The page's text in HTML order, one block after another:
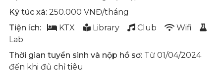
Ký túc xá: 250.000 VNĐ/tháng
Tiện ích:
KTX Library Club
Wifi
Lab
Thời gian tuyển sinh và nộp hồ sơ: Từ 01/04/2024
đến khi đủ chỉ tiêu